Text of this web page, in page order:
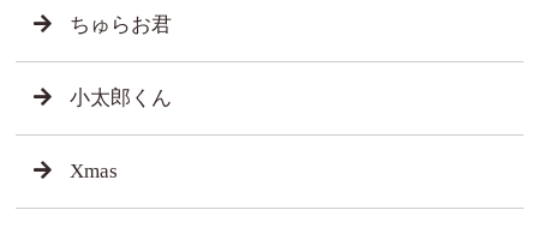
ちゅらお君
小太郎くん
Xmas